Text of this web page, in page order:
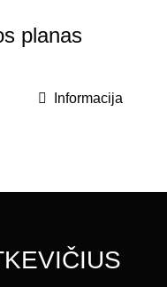
planas
Informacija